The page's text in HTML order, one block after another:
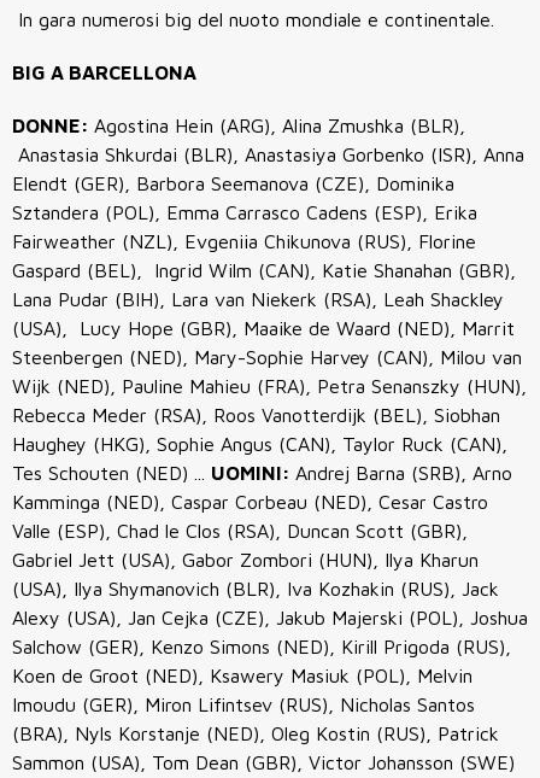
In gara numerosi big del nuoto mondiale e continentale.
BIG A BARCELLONA
DONNE: Agostina Hein (ARG), Alina Zmushka (BLR),
Anastasia Shkurdai (BLR), Anastasiya Gorbenko (ISR), Anna
Elendt (GER), Barbora Seemanova (CZE), Dominika
Sztandera (POL), Emma Carrasco Cadens (ESP), Erika
Fairweather (NZL), Evgeniia Chikunova (RUS), Florine
Gaspard (BEL), Ingrid Wilm (CAN), Katie Shanahan (GBR),
Lana Pudar (BIH), Lara van Niekerk (RSA), Leah Shackley
(USA), Lucy Hope (GBR), Maaike de Waard (NED), Marrit
Steenbergen (NED), Mary-Sophie Harvey (CAN), Milou van
Wijk (NED), Pauline Mahieu (FRA), Petra Senanszky (HUN),
Rebecca Meder (RSA), Roos Vanotterdijk (BEL), Siobhan
Haughey (HKG), Sophie Angus (CAN), Taylor Ruck (CAN),
Tes Schouten (NED) ... UOMINI: Andrej Barna (SRB), Arno
Kamminga (NED), Caspar Corbeau (NED), Cesar Castro
Valle (ESP), Chad le Clos (RSA), Duncan Scott (GBR),
Gabriel Jett (USA), Gabor Zombori (HUN), Ilya Kharun
(USA), Ilya Shymanovich (BLR), Iva Kozhakin (RUS), Jack
Alexy (USA), Jan Cejka (CZE), Jakub Majerski (POL), Joshua
Salchow (GER), Kenzo Simons (NED), Kirill Prigoda (RUS),
Koen de Groot (NED), Ksawery Masiuk (POL), Melvin
Imoudu (GER), Miron Lifintsev (RUS), Nicholas Santos
(BRA), Nyls Korstanje (NED), Oleg Kostin (RUS), Patrick
Sammon (USA), Tom Dean (GBR), Victor Johansson (SWE)